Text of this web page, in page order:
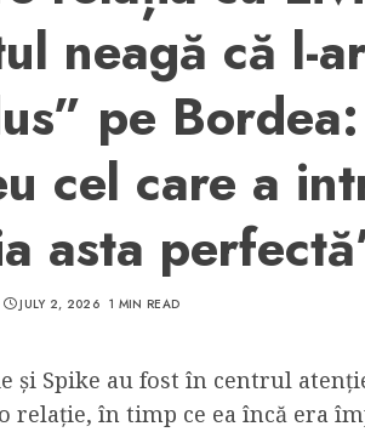
neagă că l-
pe
cel care a
asta
JULY 2, 2026 1 MIN READ
și Spike au fost în centrul
relație, în timp ce ea încă era